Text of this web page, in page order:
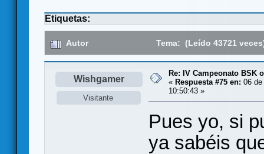
Etiquetas:
Autor Tema: (Leído 43721
Wishgamer
Visitante
Re: IV Campeonato BSK
« Respuesta #75 en: 06 de
10:50:43 »
Pues yo, si
ya sabéis